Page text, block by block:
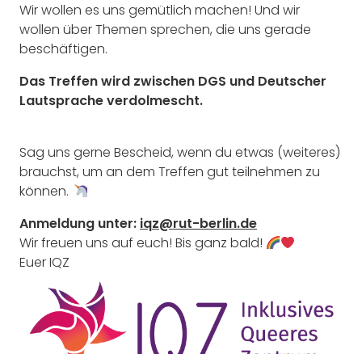
Wir wollen es uns gemütlich machen! Und wir
wollen über Themen sprechen, die uns gerade
beschäftigen.
Das Treffen wird zwischen DGS und Deutscher
Lautsprache verdolmescht.
Sag uns gerne Bescheid, wenn du etwas (weiteres)
brauchst, um an dem Treffen gut teilnehmen zu
können.
Anmeldung unter: iqz@rut-berlin.de
Wir freuen uns auf euch! Bis ganz bald!
Euer IQZ